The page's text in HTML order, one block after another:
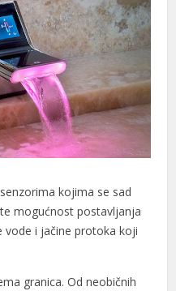
kojima se sad
mogućnost postavljanja
i jačine protoka koji
granica. Od neobičnih